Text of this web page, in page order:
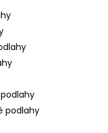
podlahy